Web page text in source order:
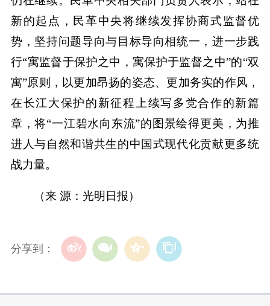
新的起点，民革中央将继续发挥协商式监督优
势，坚持问题导向与目标导向相统一，进一步践
行“寓监督于保护之中，寓保护于监督之中”的“双
寓”原则，以更加昂扬的姿态、更加务实的作风，
在长江大保护的新征程上续写多党合作的新篇
章，将“一江碧水向东流”的图景绘得更美，为推
进人与自然和谐共生的中国式现代化贡献更多统
战力量。
（来 源：光明日报）
分享到：